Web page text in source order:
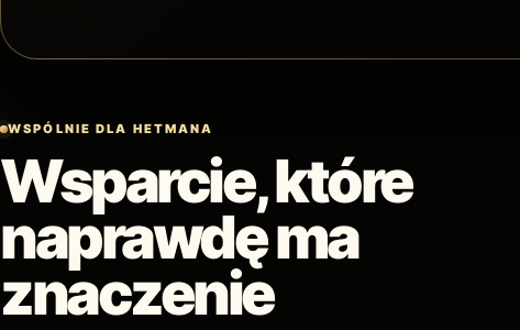
WSPÓLNIE DLA HETMANA
Wsparcie, które
naprawdę ma
znaczenie